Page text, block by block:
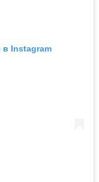
в Instagram